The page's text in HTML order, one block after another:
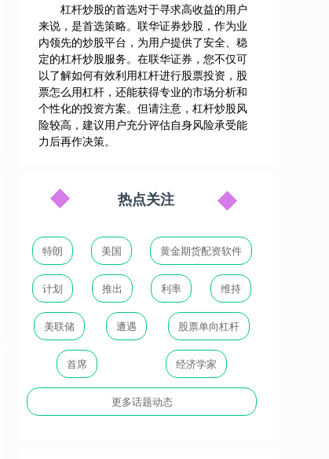
杠杆炒股的首选对于寻求高收益的用户
来说，是首选策略。联华证券炒股，作为业
内领先的炒股平台，为用户提供了安全、稳
定的杠杆炒股服务。在联华证券，您不仅可
以了解如何有效利用杠杆进行股票投资，股
票怎么用杠杆，还能获得专业的市场分析和
个性化的投资方案。但请注意，杠杆炒股风
险较高，建议用户充分评估自身风险承受能
力后再作决策。
热点关注
特朗 美国 黄金期货配资软件
计划 推出 利率 维持
美联储 遭遇 股票单向杠杆
首席 经济学家
更多话题动态